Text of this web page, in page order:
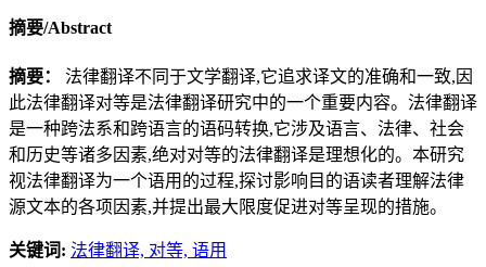
摘要/Abstract
摘要： 法律翻译不同于文学翻译,它追求译文的准确和一致,因
此法律翻译对等是法律翻译研究中的一个重要内容。法律翻译
是一种跨法系和跨语言的语码转换,它涉及语言、法律、社会
和历史等诸多因素,绝对对等的法律翻译是理想化的。本研究
视法律翻译为一个语用的过程,探讨影响目的语读者理解法律
源文本的各项因素,并提出最大限度促进对等呈现的措施。
关键词: 法律翻译, 对等, 语用